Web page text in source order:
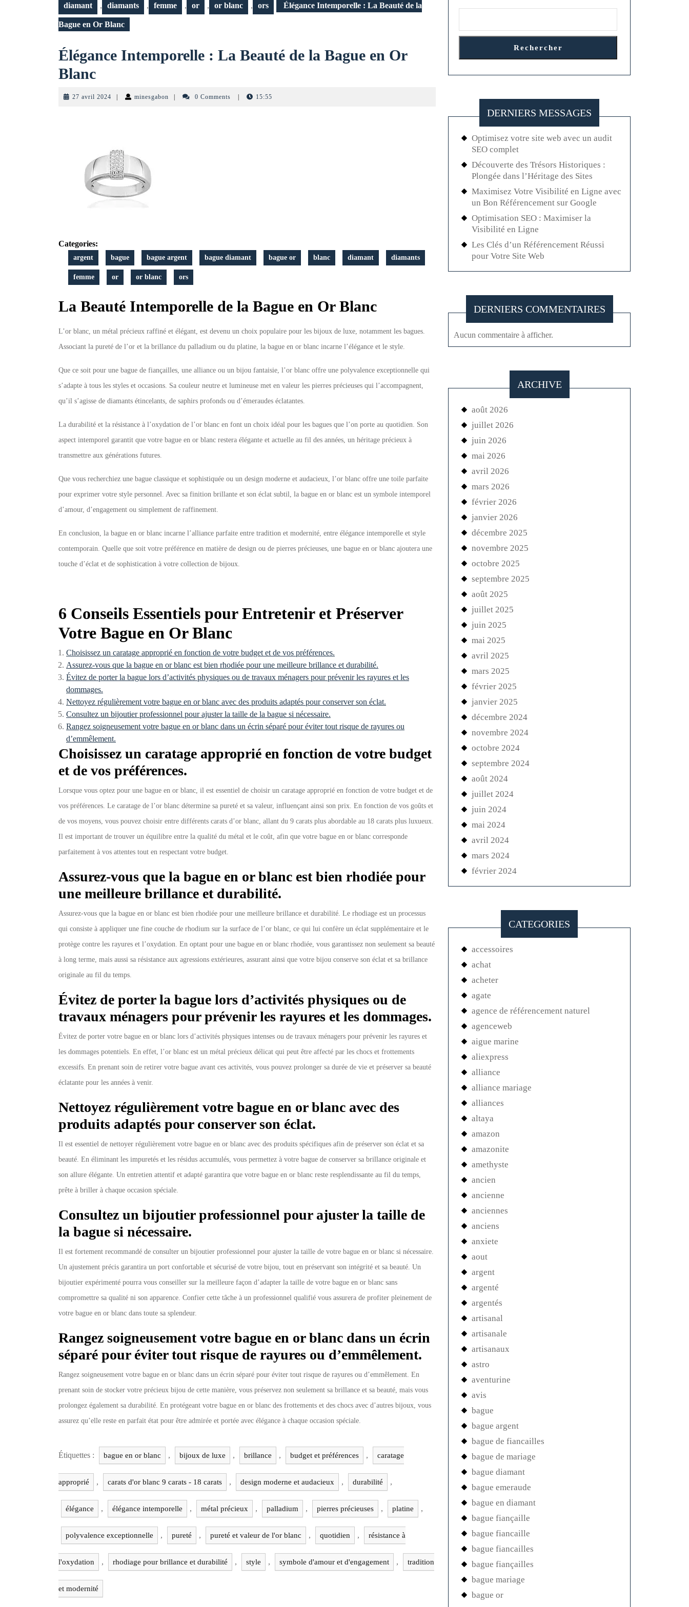
diamant , diamants , femme , or , or blanc , ors Élégance Intemporelle : La Beauté de la
Bague en Or Blanc
Élégance Intemporelle : La Beauté de la Bague en Or
BlancÉlégance
Intemporelle
Beauté
de
la
Bague
Or
Blanc
27 avril 2024 27
minesgabon minesgabon0 Comments 15:55
Categories:
argent bague bague argent bague diamant bague or blanc diamant diamants
femme or or blanc ors
La Beauté Intemporelle de la Bague en Or Blanc
L’or blanc, un métal précieux raffiné et élégant, est devenu un choix populaire pour les bijoux de luxe, notamment les bagues.
Associant la pureté de l’or et la brillance du palladium ou du platine, la bague en or blanc incarne l’élégance et le style.
Que ce soit pour une bague de fiançailles, une alliance ou un bijou fantaisie, l’or blanc offre une polyvalence exceptionnelle qui
s’adapte à tous les styles et occasions. Sa couleur neutre et lumineuse met en valeur les pierres précieuses qui l’accompagnent,
qu’il s’agisse de diamants étincelants, de saphirs profonds ou d’émeraudes éclatantes.
La durabilité et la résistance à l’oxydation de l’or blanc en font un choix idéal pour les bagues que l’on porte au quotidien. Son
aspect intemporel garantit que votre bague en or blanc restera élégante et actuelle au fil des années, un héritage précieux à
transmettre aux générations futures.
Que vous recherchiez une bague classique et sophistiquée ou un design moderne et audacieux, l’or blanc offre une toile parfaite
pour exprimer votre style personnel. Avec sa finition brillante et son éclat subtil, la bague en or blanc est un symbole intemporel
d’amour, d’engagement ou simplement de raffinement.
En conclusion, la bague en or blanc incarne l’alliance parfaite entre tradition et modernité, entre élégance intemporelle et style
contemporain. Quelle que soit votre préférence en matière de design ou de pierres précieuses, une bague en or blanc ajoutera une
touche d’éclat et de sophistication à votre collection de bijoux.
6 Conseils Essentiels pour Entretenir et Préserver
Votre Bague en Or Blanc
Choisissez un caratage approprié en fonction de votre budget et de vos préférences.
Assurez-vous que la bague en or blanc est bien rhodiée pour une meilleure brillance et durabilité.
Évitez de porter la bague lors d’activités physiques ou de travaux ménagers pour prévenir les rayures et les
dommages.
Nettoyez régulièrement votre bague en or blanc avec des produits adaptés pour conserver son éclat.
Consultez un bijoutier professionnel pour ajuster la taille de la bague si nécessaire.
Rangez soigneusement votre bague en or blanc dans un écrin séparé pour éviter tout risque de rayures ou
d’emmêlement.
Choisissez un caratage approprié en fonction de votre budget
et de vos préférences.
Lorsque vous optez pour une bague en or blanc, il est essentiel de choisir un caratage approprié en fonction de votre budget et de
vos préférences. Le caratage de l’or blanc détermine sa pureté et sa valeur, influençant ainsi son prix. En fonction de vos goûts et
de vos moyens, vous pouvez choisir entre différents carats d’or blanc, allant du 9 carats plus abordable au 18 carats plus luxueux.
Il est important de trouver un équilibre entre la qualité du métal et le coût, afin que votre bague en or blanc corresponde
parfaitement à vos attentes tout en respectant votre budget.
Assurez-vous que la bague en or blanc est bien rhodiée pour
une meilleure brillance et durabilité.
Assurez-vous que la bague en or blanc est bien rhodiée pour une meilleure brillance et durabilité. Le rhodiage est un processus
qui consiste à appliquer une fine couche de rhodium sur la surface de l’or blanc, ce qui lui confère un éclat supplémentaire et le
protège contre les rayures et l’oxydation. En optant pour une bague en or blanc rhodiée, vous garantissez non seulement sa beauté
à long terme, mais aussi sa résistance aux agressions extérieures, assurant ainsi que votre bijou conserve son éclat et sa brillance
originale au fil du temps.
Évitez de porter la bague lors d’activités physiques ou de
travaux ménagers pour prévenir les rayures et les dommages.
Évitez de porter votre bague en or blanc lors d’activités physiques intenses ou de travaux ménagers pour prévenir les rayures et
les dommages potentiels. En effet, l’or blanc est un métal précieux délicat qui peut être affecté par les chocs et frottements
excessifs. En prenant soin de retirer votre bague avant ces activités, vous pouvez prolonger sa durée de vie et préserver sa beauté
éclatante pour les années à venir.
Nettoyez régulièrement votre bague en or blanc avec des
produits adaptés pour conserver son éclat.
Il est essentiel de nettoyer régulièrement votre bague en or blanc avec des produits spécifiques afin de préserver son éclat et sa
beauté. En éliminant les impuretés et les résidus accumulés, vous permettez à votre bague de conserver sa brillance originale et
son allure élégante. Un entretien attentif et adapté garantira que votre bague en or blanc reste resplendissante au fil du temps,
prête à briller à chaque occasion spéciale.
Consultez un bijoutier professionnel pour ajuster la taille de
la bague si nécessaire.
Il est fortement recommandé de consulter un bijoutier professionnel pour ajuster la taille de votre bague en or blanc si nécessaire.
Un ajustement précis garantira un port confortable et sécurisé de votre bijou, tout en préservant son intégrité et sa beauté. Un
bijoutier expérimenté pourra vous conseiller sur la meilleure façon d’adapter la taille de votre bague en or blanc sans
compromettre sa qualité ni son apparence. Confier cette tâche à un professionnel qualifié vous assurera de profiter pleinement de
votre bague en or blanc dans toute sa splendeur.
Rangez soigneusement votre bague en or blanc dans un écrin
séparé pour éviter tout risque de rayures ou d’emmêlement.
Rangez soigneusement votre bague en or blanc dans un écrin séparé pour éviter tout risque de rayures ou d’emmêlement. En
prenant soin de stocker votre précieux bijou de cette manière, vous préservez non seulement sa brillance et sa beauté, mais vous
prolongez également sa durabilité. En protégeant votre bague en or blanc des frottements et des chocs avec d’autres bijoux, vous
assurez qu’elle reste en parfait état pour être admirée et portée avec élégance à chaque occasion spéciale.
Étiquettes : bague en or blanc , bijoux de luxe , brillance , budget et préférences , caratage
approprié , carats d'or blanc 9 carats - 18 carats , design moderne et audacieux , durabilité ,
élégance , élégance intemporelle , métal précieux , palladium , pierres précieuses , platine ,
polyvalence exceptionnelle , pureté , pureté et valeur de l'or blanc , quotidien , résistance à
l'oxydation , rhodiage pour brillance et durabilité , style , symbole d'amour et d'engagement , tradition
et modernité
Rechercher
DERNIERS MESSAGES
Optimisez votre site web avec un audit
SEO complet
Découverte des Trésors Historiques :
Plongée dans l’Héritage des Sites
Maximisez Votre Visibilité en Ligne avec
un Bon Référencement sur Google
Optimisation SEO : Maximiser la
Visibilité en Ligne
Les Clés d’un Référencement Réussi
pour Votre Site Web
DERNIERS COMMENTAIRES
Aucun commentaire à afficher.
ARCHIVE
août 2026
juillet 2026
juin 2026
mai 2026
avril 2026
mars 2026
février 2026
janvier 2026
décembre 2025
novembre 2025
octobre 2025
septembre 2025
août 2025
juillet 2025
juin 2025
mai 2025
avril 2025
mars 2025
février 2025
janvier 2025
décembre 2024
novembre 2024
octobre 2024
septembre 2024
août 2024
juillet 2024
juin 2024
mai 2024
avril 2024
mars 2024
février 2024
CATEGORIES
accessoires
achat
acheter
agate
agence de référencement naturel
agenceweb
aigue marine
aliexpress
alliance
alliance mariage
alliances
altaya
amazon
amazonite
amethyste
ancien
ancienne
anciennes
anciens
anxiete
aout
argent
argenté
argentés
artisanal
artisanale
artisanaux
astro
aventurine
avis
bague
bague argent
bague de fiancailles
bague de mariage
bague diamant
bague emeraude
bague en diamant
bague fiançaille
bague fiancaille
bague fiancailles
bague fiançailles
bague mariage
bague or